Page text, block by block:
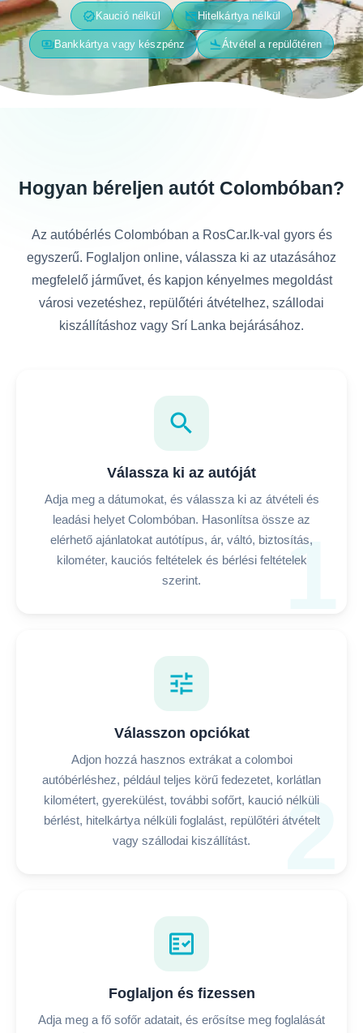
verified Kaució nélkül credit_card_off Hitelkártya nélkül
paymentsBankkártya vagy készpénz flight_landÁtvétel a repülőtéren
Hogyan béreljen autót Colombóban?
Az autóbérlés Colombóban a RosCar.lk-val gyors és
egyszerű. Foglaljon online, válassza ki az utazásához
megfelelő járművet, és kapjon kényelmes megoldást
városi vezetéshez, repülőtéri átvételhez, szállodai
kiszállításhoz vagy Srí Lanka bejárásához.
1
search
Válassza ki az autóját
Adja meg a dátumokat, és válassza ki az átvételi és
leadási helyet Colombóban. Hasonlítsa össze az
elérhető ajánlatokat autótípus, ár, váltó, biztosítás,
kilométer, kauciós feltételek és bérlési feltételek
szerint.
2
tune
Válasszon opciókat
Adjon hozzá hasznos extrákat a colomboi
autóbérléshez, például teljes körű fedezetet, korlátlan
kilométert, gyerekülést, további sofőrt, kaució nélküli
bérlést, hitelkártya nélküli foglalást, repülőtéri átvételt
vagy szállodai kiszállítást.
fact_check
Foglaljon és fizessen
Adja meg a fő sofőr adatait, és erősítse meg foglalását